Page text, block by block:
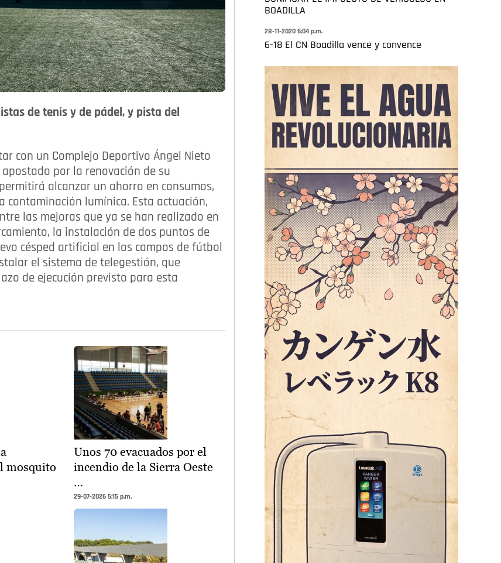
de tenis y de pádel, y pista del
con un Complejo Deportivo Ángel Nieto
por la renovación de su
alcanzar un ahorro en consumos,
contaminación lumínica. Esta actuación,
las mejoras que ya se han realizado en
la instalación de dos puntos de
césped artificial en los campos de fútbol
el sistema de telegestión, que
de ejecución previsto para esta
mosquito
Unos 70 evacuados por el
incendio de la Sierra Oeste
…
29-07-2026 5:15 p.m.
BOADILLA
28-11-2020 6:04 p.m.
6-18 El CN Boadilla vence y convence